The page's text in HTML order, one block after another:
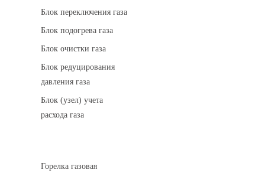
Блок переключения газа
Блок подогрева газа
Блок очистки газа
Блок редуцирования
давления газа
Блок (узел) учета
расхода газа
Горелка газовая